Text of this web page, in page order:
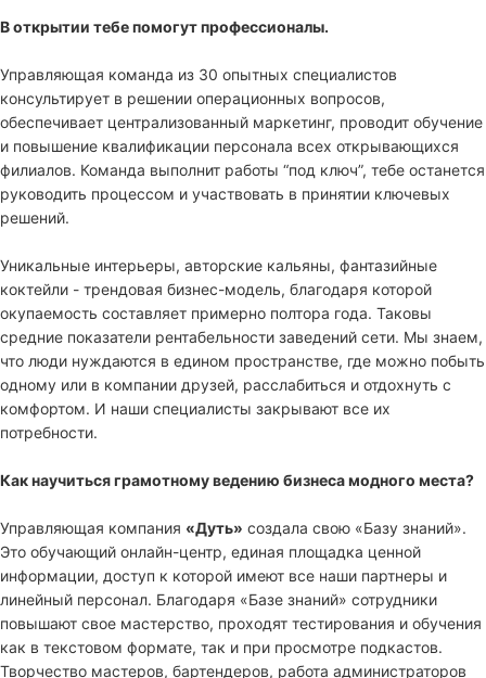
В открытии тебе помогут профессионалы.
Управляющая команда из 30 опытных специалистов
консультирует в решении операционных вопросов,
обеспечивает централизованный маркетинг, проводит обучение
и повышение квалификации персонала всех открывающихся
филиалов. Команда выполнит работы “под ключ”, тебе останется
руководить процессом и участвовать в принятии ключевых
решений.
Уникальные интерьеры, авторские кальяны, фантазийные
коктейли - трендовая бизнес-модель, благодаря которой
окупаемость составляет примерно полтора года. Таковы
средние показатели рентабельности заведений сети. Мы знаем,
что люди нуждаются в едином пространстве, где можно побыть
одному или в компании друзей, расслабиться и отдохнуть с
комфортом. И наши специалисты закрывают все их
потребности.
Как научиться грамотному ведению бизнеса модного места?
Управляющая компания «Дуть» создала свою «Базу знаний».
Это обучающий онлайн-центр, единая площадка ценной
информации, доступ к которой имеют все наши партнеры и
линейный персонал. Благодаря «Базе знаний» сотрудники
повышают свое мастерство, проходят тестирования и обучения
как в текстовом формате, так и при просмотре подкастов.
Творчество мастеров, бартендеров, работа администраторов